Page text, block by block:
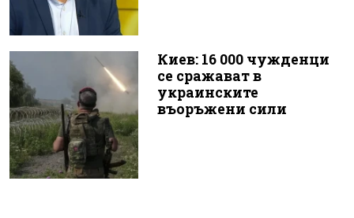
Киев: 16 000 чужденци
се сражават в
украинските
въоръжени сили